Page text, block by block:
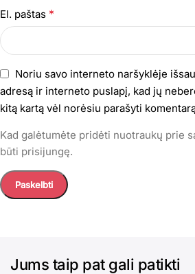
El. paštas *
Noriu savo interneto naršyklėje
adresą ir interneto puslapį, kad jų
kitą kartą vėl norėsiu parašyti
Kad galėtumėte pridėti nuotraukų prie
būti prisijungę.
Jums taip pat gali patikti